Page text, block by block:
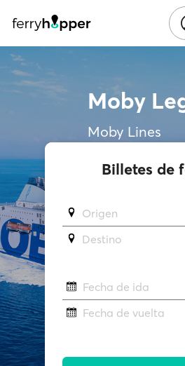
Moby
Moby Lines
Billetes de
Origen
Destino
Fecha de ida
Fecha de vuelta